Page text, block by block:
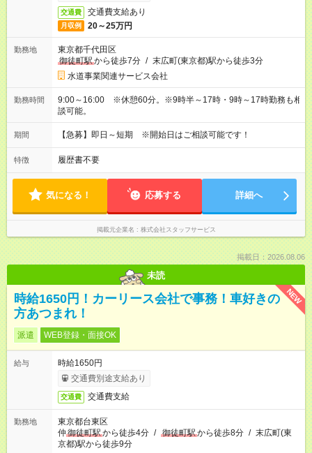
交通費 交通費支給あり
月収例 20～25万円
勤務地
東京都千代田区
御徒町駅から徒歩7分 / 末広町(東京都)駅から徒歩3分
水道事業関連サービス会社
勤務時間
9:00～16:00 ※休憩60分。※9時半～17時・9時～17時勤務も相
談可能。
期間 【急募】即日～短期 ※開始日はご相談可能です！
特徴 履歴書不要
気になる！ 応募する 詳細へ
掲載元企業名 株式会社スタッフサービス
掲載日：2026.08.06
未読
NEW
時給1650円！カーリース会社で事務！車好きの
方あつまれ！
派遣 WEB登録・面接OK
給与
時給1650円
交通費別途支給あり
交通費 交通費支給
勤務地
東京都台東区
仲御徒町駅から徒歩4分 / 御徒町駅から徒歩8分 / 末広町(東
京都)駅から徒歩9分